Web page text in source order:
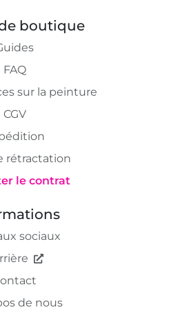
boutique
FAQ
sur la peinture
CGV
rétractation
le contrat
sociaux
de nous